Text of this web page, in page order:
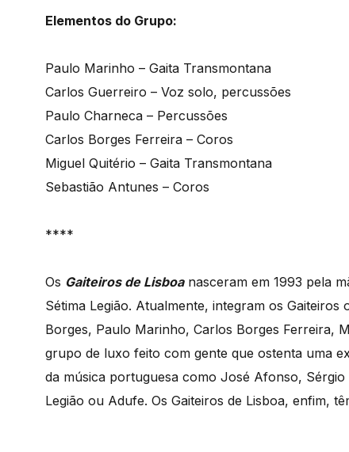
Elementos do Grupo:
Paulo Marinho – Gaita Transmontana
Carlos Guerreiro – Voz solo, percussões
Paulo Charneca – Percussões
Carlos Borges Ferreira – Coros
Miguel Quitério – Gaita Transmontana
Sebastião Antunes – Coros
****
Os Gaiteiros de Lisboanasceram em 1993 pela
Sétima Legião. Atualmente, integram os
Borges, Paulo Marinho, Carlos Borges Ferreira,
grupo de luxo feito com gente que ostenta uma
da música portuguesa como José Afonso,
Legião ou Adufe. Os Gaiteiros de Lisboa, enfim,